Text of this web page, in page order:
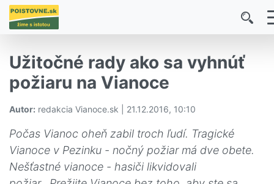
Užitočné rady ako sa vyhnúť
požiaru na Vianoce
Autor: redakcia Vianoce.sk | 21.12.2016, 10:10
Počas Vianoc oheň zabil troch ľudí. Tragické
Vianoce v Pezinku - nočný požiar má dve obete.
Nešťastné vianoce - hasiči likvidovali